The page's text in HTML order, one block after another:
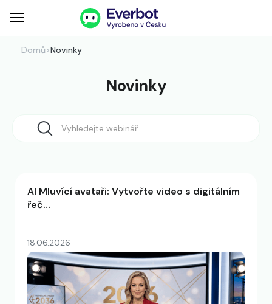
Domů>Novinky
Novinky
AI Mluvící avataři: Vytvořte video s digitálním
řeč…
18.06.2026